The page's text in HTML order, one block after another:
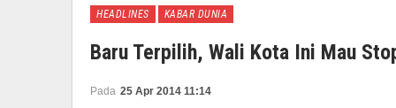
AGENDA UMAT
HEADLINES KABAR DUNIA
Baru Terpilih, Wali Kota Ini Mau
Pada 25 Apr 2014 11:14